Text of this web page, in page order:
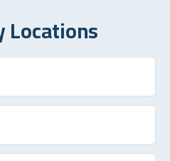
Locations